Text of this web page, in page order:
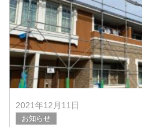
2021年12月11日
お知らせ